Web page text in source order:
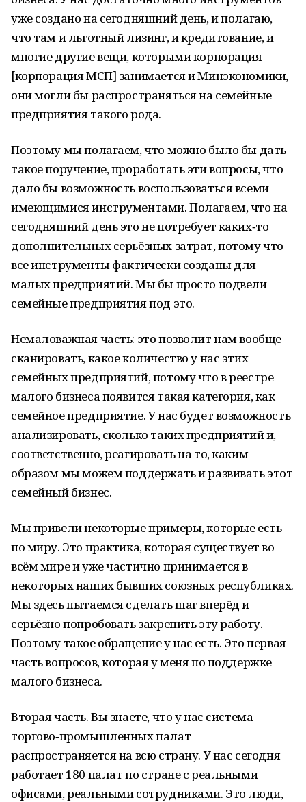
уже создано на сегодняшний день, и полагаю,
что там и льготный лизинг, и кредитование, и
многие другие вещи, которыми корпорация
[корпорация МСП] занимается и Минэкономики,
они могли бы распространяться на семейные
предприятия такого рода.
Поэтому мы полагаем, что можно было бы дать
такое поручение, проработать эти вопросы, что
дало бы возможность воспользоваться всеми
имеющимися инструментами. Полагаем, что на
сегодняшний день это не потребует каких‑то
дополнительных серьёзных затрат, потому что
все инструменты фактически созданы для
малых предприятий. Мы бы просто подвели
семейные предприятия под это.
Немаловажная часть: это позволит нам вообще
сканировать, какое количество у нас этих
семейных предприятий, потому что в реестре
малого бизнеса появится такая категория, как
семейное предприятие. У нас будет возможность
анализировать, сколько таких предприятий и,
соответственно, реагировать на то, каким
образом мы можем поддержать и развивать этот
семейный бизнес.
Мы привели некоторые примеры, которые есть
по миру. Это практика, которая существует во
всём мире и уже частично принимается в
некоторых наших бывших союзных республиках.
Мы здесь пытаемся сделать шаг вперёд и
серьёзно попробовать закрепить эту работу.
Поэтому такое обращение у нас есть. Это первая
часть вопросов, которая у меня по поддержке
малого бизнеса.
Вторая часть. Вы знаете, что у нас система
торгово‑промышленных палат
распространяется на всю страну. У нас сегодня
работает 180 палат по стране с реальными
офисами, реальными сотрудниками. Это люди,